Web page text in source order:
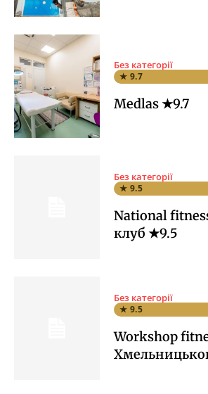
Без категорії
★ 9.7
Medlas ★9.7
Без категорії
★ 9.5
National
клуб ★9.5
Без категорії
★ 9.5
Workshop